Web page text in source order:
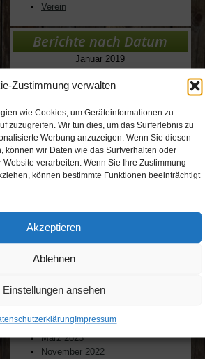
Zustimmung verwalten
wie Cookies, um Geräteinformationen zu
zuzugreifen. Wir tun dies, um das Surferlebnis zu
Werbung anzuzeigen. Wenn Sie diesen
können wir Daten wie das Surfverhalten oder
verarbeiten. Wenn Sie Ihre Zustimmung
können bestimmte Funktionen beeinträchtigt
Akzeptieren
Ablehnen
Einstellungen ansehen
Impressum
Verein
Berichte nach Datum
Januar 2019
1
2 3 4
8 10 11 12
14
15 16 17 18 19
20
21
22 23 24 25 26
27
28
30
31
« Aug.
März »
Mai 2026
August 2025
August 2024
April 2023
März 2023
November 2022